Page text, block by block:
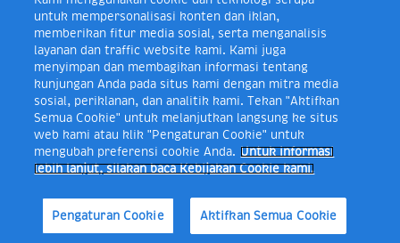
17 Makanan Sahur
5 Menu Sahur Sehat
untuk mempersonalisasi konten dan iklan,
memberikan fitur media sosial, serta menganalisis
layanan dan traffic website kami. Kami juga
menyimpan dan membagikan informasi tentang
kunjungan Anda pada situs kami dengan mitra media
sosial, periklanan, dan analitik kami. Tekan "Aktifkan
Semua Cookie" untuk melanjutkan langsung ke situs
web kami atau klik "Pengaturan Cookie" untuk
mengubah preferensi cookie Anda.
Untuk informasi
lebih lanjut, silakan baca Kebijakan Cookie kami.
Pengaturan Cookie Aktifkan Semua Cookie